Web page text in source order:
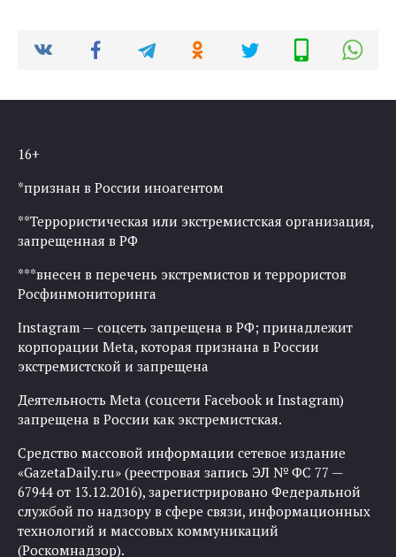
16+
*признан в России иноагентом
**Террористическая или экстремистская организация,
запрещенная в РФ
***внесен в перечень экстремистов и террористов
Росфинмониторинга
Instagram — соцсеть запрещена в РФ; принадлежит
корпорации Meta, которая признана в России
экстремистской и запрещена
Деятельность Meta (соцсети Facebook и Instagram)
запрещена в России как экстремистская.
Средство массовой информации сетевое издание
«GazetaDaily.ru» (реестровая запись ЭЛ № ФС 77 —
67944 от 13.12.2016), зарегистрировано Федеральной
службой по надзору в сфере связи, информационных
технологий и массовых коммуникаций
(Роскомнадзор).